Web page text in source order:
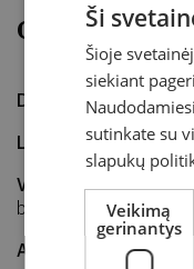
osioms
Data
2019-04-08
Laikas
11.00–12.00
Vieta
Kretingos
biblioteka, Vaikų
Adresas
J. K.
Ši
Šioje
siekiant
sutinkate su
slapukų
Veikimą
gerinantys